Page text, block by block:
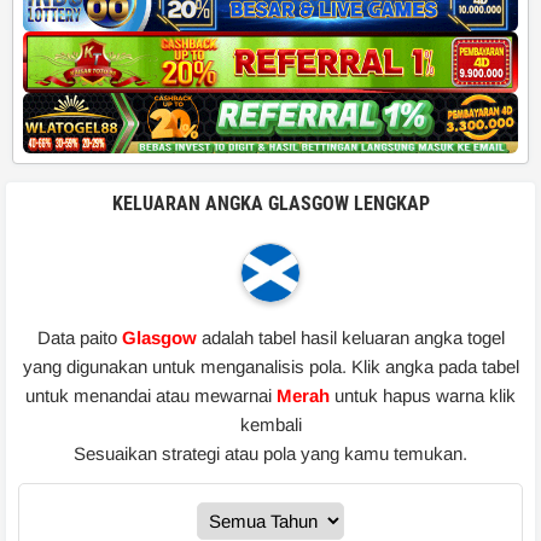
KELUARAN ANGKA GLASGOW LENGKAP
Data paito Glasgow adalah tabel hasil keluaran angka togel
yang digunakan untuk menganalisis pola. Klik angka pada tabel
untuk menandai atau mewarnai Merah untuk hapus warna klik
kembali
Sesuaikan strategi atau pola yang kamu temukan.